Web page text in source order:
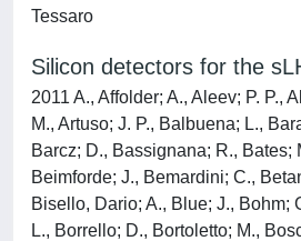
Tessaro
Silicon detectors for the
2011 A., Affolder; A., Aleev; P. P.,
M., Artuso; J. P., Balbuena; L.,
Barcz; D., Bassignana; R., Bates;
Beimforde; J., Bemardini; C.,
Bisello, Dario; A., Blue; J., Bohm;
L., Borrello; D., Bortoletto; M.,